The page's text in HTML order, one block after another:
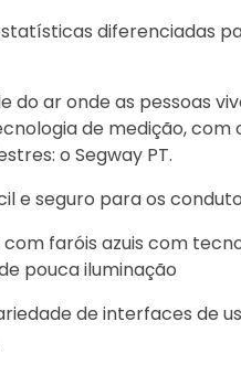
diferenciadas
ar onde as pessoas
de medição,
o Segway PT.
e seguro para os
faróis azuis com
pouca iluminação
de interfaces de